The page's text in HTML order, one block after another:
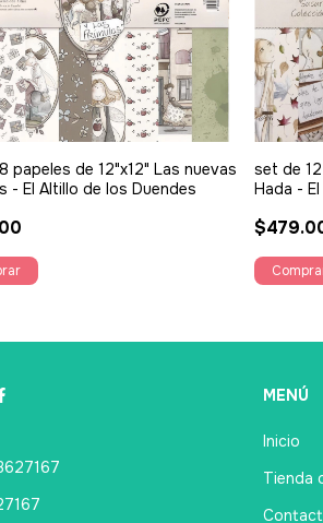
papeles de 12"x12" Las nuevas
- El Altillo de los Duendes
set de
Hada -
MENÚ
Inicio
Tienda